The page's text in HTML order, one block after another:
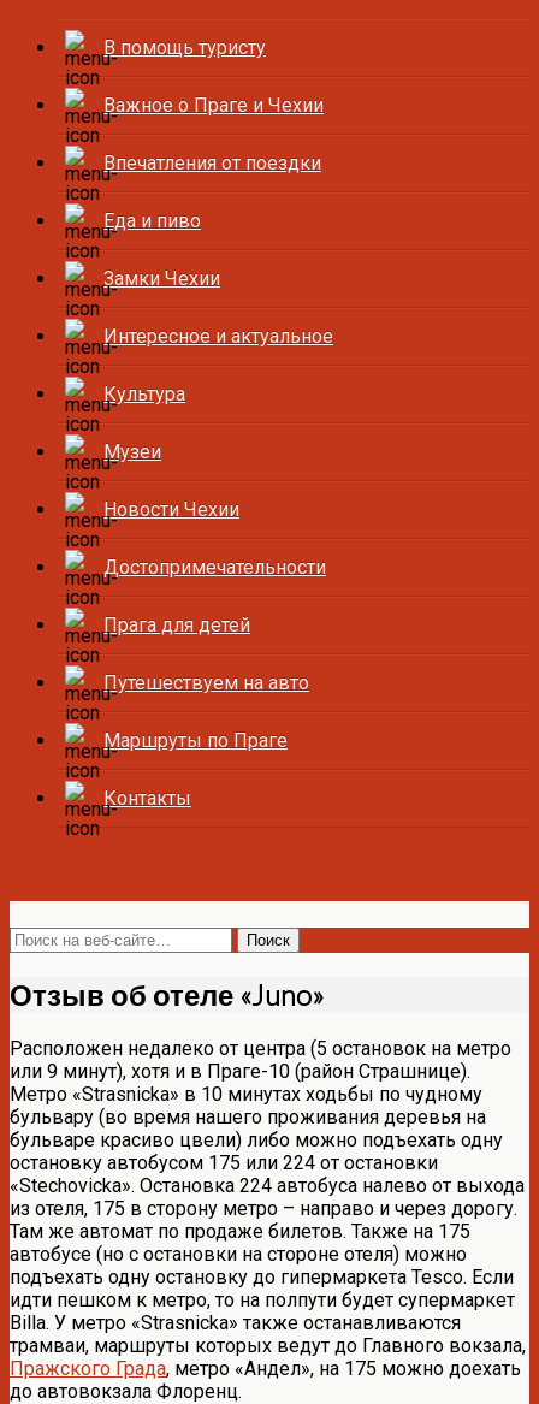
В помощь туристу
Важное о Праге и Чехии
Впечатления от поездки
Еда и пиво
Замки Чехии
Интересное и актуальное
Культура
Музеи
Новости Чехии
Достопримечательности
Прага для детей
Путешествуем на авто
Маршруты по Праге
Контакты
Отзыв об отеле «Juno»
Расположен недалеко от центра (5 остановок на метро
или 9 минут), хотя и в Праге-10 (район Страшнице).
Метро «Strasnicka» в 10 минутах ходьбы по чудному
бульвару (во время нашего проживания деревья на
бульваре красиво цвели) либо можно подъехать одну
остановку автобусом 175 или 224 от остановки
«Stechovicka». Остановка 224 автобуса налево от выхода
из отеля, 175 в сторону метро – направо и через дорогу.
Там же автомат по продаже билетов. Также на 175
автобусе (но с остановки на стороне отеля) можно
подъехать одну остановку до гипермаркета Tesco. Если
идти пешком к метро, то на полпути будет супермаркет
Billa. У метро «Strasnicka» также останавливаются
трамваи, маршруты которых ведут до Главного вокзала,
Пражского Града, метро «Андел», на 175 можно доехать
до автовокзала Флоренц.